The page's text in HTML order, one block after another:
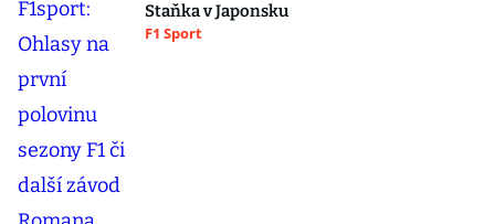
Staňka v Japonsku
F1 Sport